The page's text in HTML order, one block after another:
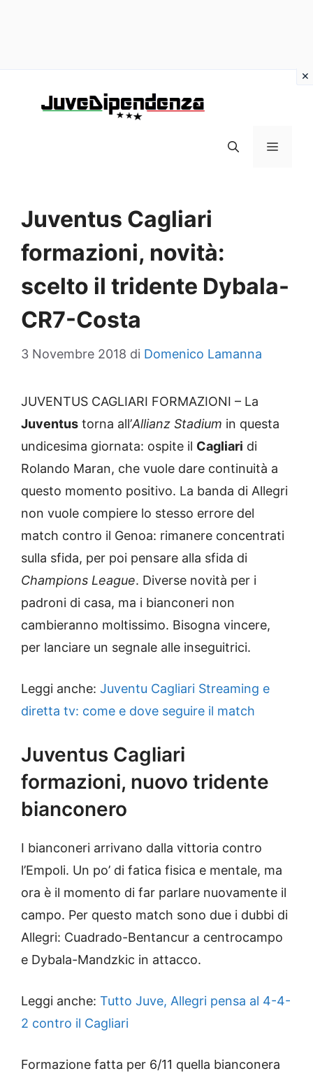
MENU
Juventus Cagliari
formazioni, novità:
scelto il tridente Dybala-
CR7-Costa
3 Novembre 2018 di Domenico Lamanna
JUVENTUS CAGLIARI FORMAZIONI – La
Juventus torna all’Allianz Stadium in questa
undicesima giornata: ospite il Cagliari di
Rolando Maran, che vuole dare continuità a
questo momento positivo. La banda di Allegri
non vuole compiere lo stesso errore del
match contro il Genoa: rimanere concentrati
sulla sfida, per poi pensare alla sfida di
Champions League. Diverse novità per i
padroni di casa, ma i bianconeri non
cambieranno moltissimo. Bisogna vincere,
per lanciare un segnale alle inseguitrici.
Leggi anche: Juventu Cagliari Streaming e
diretta tv: come e dove seguire il match
Juventus Cagliari
formazioni, nuovo tridente
bianconero
I bianconeri arrivano dalla vittoria contro
l’Empoli. Un po’ di fatica fisica e mentale, ma
ora è il momento di far parlare nuovamente il
campo. Per questo match sono due i dubbi di
Allegri: Cuadrado-Bentancur a centrocampo
e Dybala-Mandzkic in attacco.
Leggi anche: Tutto Juve, Allegri pensa al 4-4-
2 contro il Cagliari
Formazione fatta per 6/11 quella bianconera